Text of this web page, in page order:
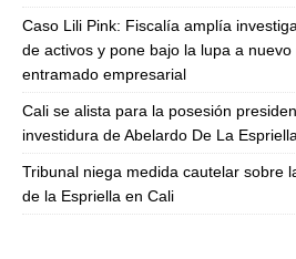
Caso Lili Pink: Fiscalía amplía
de activos y pone bajo la lupa a
entramado empresarial
Cali se alista para la posesión
investidura de Abelardo De La
Tribunal niega medida cautelar sobre
de la Espriella en Cali